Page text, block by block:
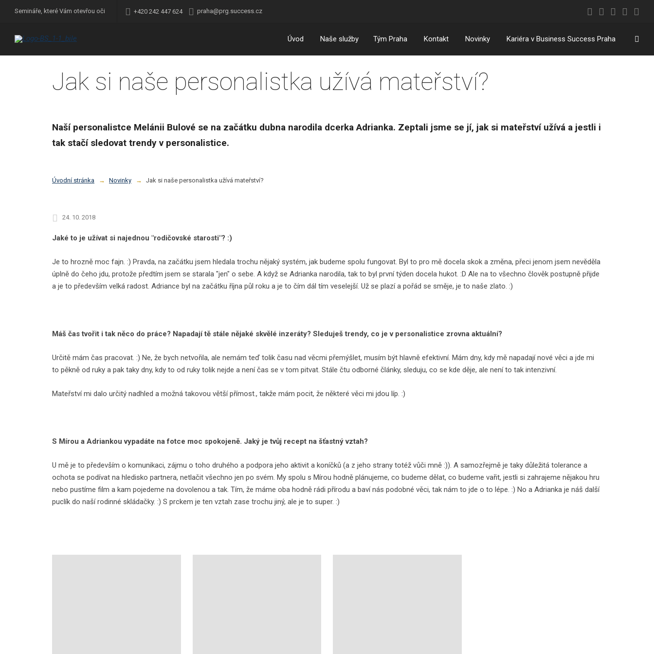
Semináře, které Vám otevřou oči +420 242 447 624 praha@prg.success.cz
Úvod Naše služby Tým Praha Kontakt Novinky Kariéra v Business Success Praha
Jak si naše personalistka užívá mateřství?
Naší personalistce Melánii Bulové se na začátku dubna narodila dcerka Adrianka. Zeptali jsme se jí, jak si mateřství užívá a jestli i
tak stačí sledovat trendy v personalistice.
Úvodní stránka Novinky Jak si naše personalistka užívá mateřství?
24. 10. 2018
Jaké to je užívat si najednou "rodičovské starosti"? :)
Je to hrozně moc fajn. :) Pravda, na začátku jsem hledala trochu nějaký systém, jak budeme spolu fungovat. Byl to pro mě docela skok a změna, přeci jenom jsem nevěděla
úplně do čeho jdu, protože předtím jsem se starala "jen" o sebe. A když se Adrianka narodila, tak to byl první týden docela hukot. :D Ale na to všechno člověk postupně přijde
a je to především velká radost. Adriance byl na začátku října půl roku a je to čím dál tím veselejší. Už se plazí a pořád se směje, je to naše zlato. :)
Máš čas tvořit i tak něco do práce? Napadají tě stále nějaké skvělé inzeráty? Sleduješ trendy, co je v personalistice zrovna aktuální?
Určitě mám čas pracovat. :) Ne, že bych netvořila, ale nemám teď tolik času nad věcmi přemýšlet, musím být hlavně efektivní. Mám dny, kdy mě napadají nové věci a jde mi
to pěkně od ruky a pak taky dny, kdy to od ruky tolik nejde a není čas se v tom pitvat. Stále čtu odborné články, sleduju, co se kde děje, ale není to tak intenzivní.
Mateřství mi dalo určitý nadhled a možná takovou větší přímost., takže mám pocit, že některé věci mi jdou líp. :)
S Mírou a Adriankou vypadáte na fotce moc spokojeně. Jaký je tvůj recept na šťastný vztah?
U mě je to především o komunikaci, zájmu o toho druhého a podpora jeho aktivit a koníčků (a z jeho strany totéž vůči mně :)). A samozřejmě je taky důležitá tolerance a
ochota se podívat na hledisko partnera, netlačit všechno jen po svém. My spolu s Mírou hodně plánujeme, co budeme dělat, co budeme vařit, jestli si zahrajeme nějakou hru
nebo pustíme film a kam pojedeme na dovolenou a tak. Tím, že máme oba hodně rádi přírodu a baví nás podobné věci, tak nám to jde o to lépe. :) No a Adrianka je náš další
puclík do naší rodinné skládačky. :) S prckem je ten vztah zase trochu jiný, ale je to super. :)